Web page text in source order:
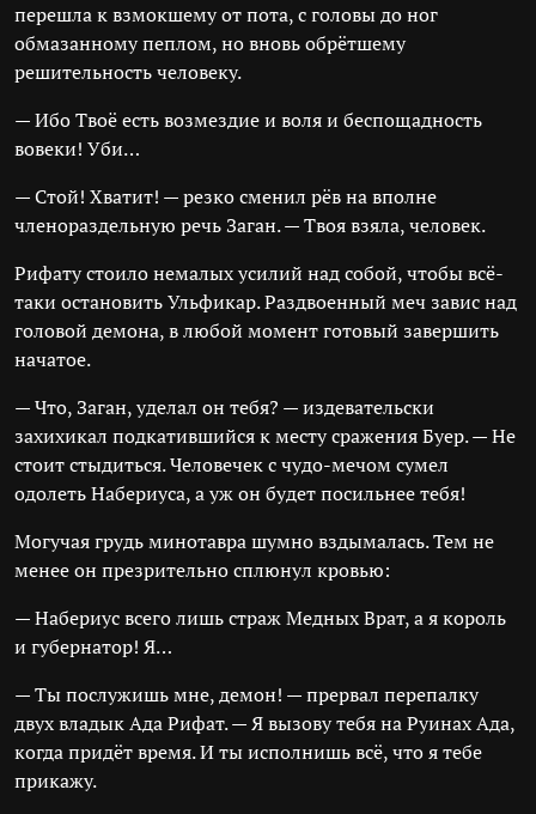
перешла к взмокшему от пота, с головы до ног
обмазанному пеплом, но вновь обрётшему
решительность человеку.
— Ибо Твоё есть возмездие и воля и беспощадность
вовеки! Уби…
— Стой! Хватит! — резко сменил рёв на вполне
членораздельную речь Заган. — Твоя взяла, человек.
Рифату стоило немалых усилий над собой, чтобы всё-
таки остановить Ульфикар. Раздвоенный меч завис над
головой демона, в любой момент готовый завершить
начатое.
— Что, Заган, уделал он тебя? — издевательски
захихикал подкатившийся к месту сражения Буер. — Не
стоит стыдиться. Человечек с чудо-мечом сумел
одолеть Набериуса, а уж он будет посильнее тебя!
Могучая грудь минотавра шумно вздымалась. Тем не
менее он презрительно сплюнул кровью:
— Набериус всего лишь страж Медных Врат, а я король
и губернатор! Я…
— Ты послужишь мне, демон! — прервал перепалку
двух владык Ада Рифат. — Я вызову тебя на Руинах Ада,
когда придёт время. И ты исполнишь всё, что я тебе
прикажу.